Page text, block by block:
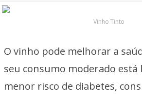
Vinho Tinto
O vinho pode melhorar a
seu consumo moderado está
menor risco de diabetes,